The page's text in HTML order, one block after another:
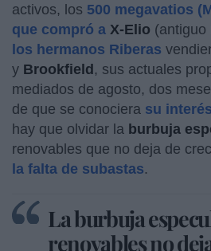
activos, los 500 megavatios
que compró a X-Elio (antiguo
los hermanos Riberas
y Brookfield, sus actuales
mediados de agosto, dos
de que se conociera su interés
hay que olvidar la burbuja
renovables que no deja de
la falta de subastas.
La burbuja
renovables no